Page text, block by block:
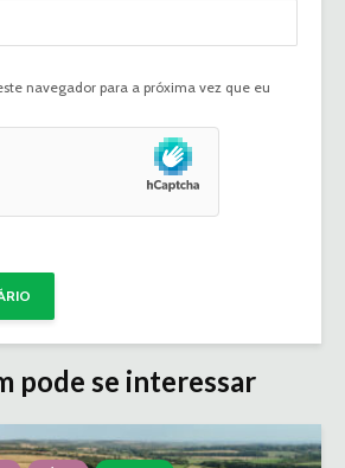
navegador para a próxima vez que eu
pode se interessar